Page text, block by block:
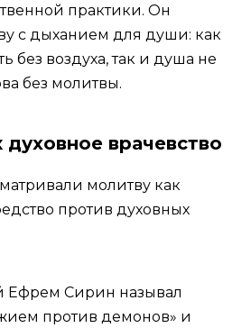
практики. Он
с дыханием для души: как
без воздуха, так и душа не
без молитвы.
врачевство
молитву как
против духовных
Ефрем Сирин называл
против демонов» и